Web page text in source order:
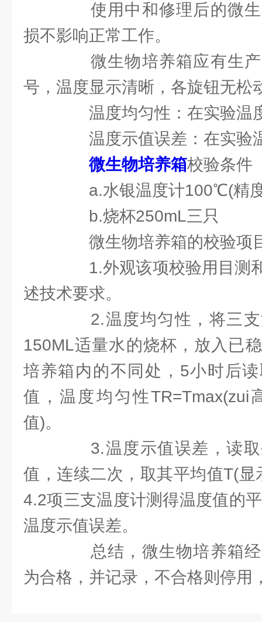
使用中和修理后的微生
损不影响正常工作。
微生物培养箱应有生产
号，温度显示清晰，各旋钮无松
温度均匀性：在实验温
温度示值误差：在实验
微生物培养箱校验条件
a.水银温度计100℃(精
b.烧杯250mL三只
微生物培养箱的校验项
1.外观该项校验用目测
述技术要求。
2.温度均匀性，将三支
150ML适量水的烧杯，放入已
培养箱内的不同处，5小时后
值，温度均匀性TR=Tmax(zui
值)。
3.温度示值误差，读取
值，连续二次，取其平均值T(
4.2项三支温度计测得温度值的
温度示值误差。
总结，微生物培养箱经
为合格，并记录，不合格则停用